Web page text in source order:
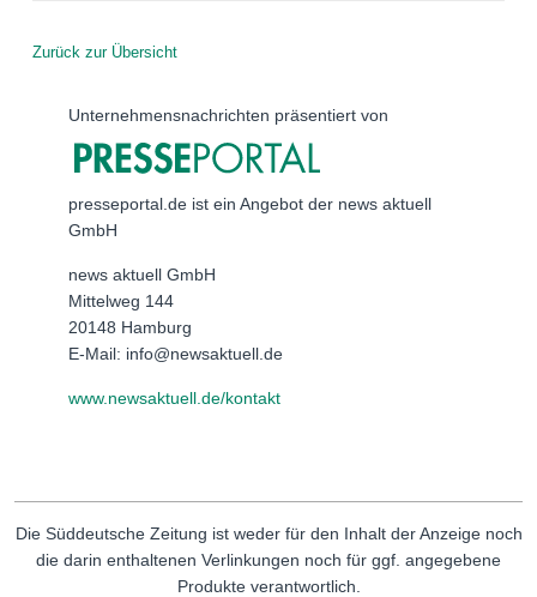
Zurück zur Übersicht
Unternehmensnachrichten präsentiert von
presseportal.de ist ein Angebot der news aktuell
GmbH
news aktuell GmbH
Mittelweg 144
20148 Hamburg
E-Mail: info@newsaktuell.de
www.newsaktuell.de/kontakt
Die Süddeutsche Zeitung ist weder für den Inhalt der Anzeige noch
die darin enthaltenen Verlinkungen noch für ggf. angegebene
Produkte verantwortlich.